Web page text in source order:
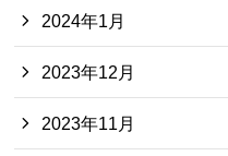
2024年1月
2023年12月
2023年11月